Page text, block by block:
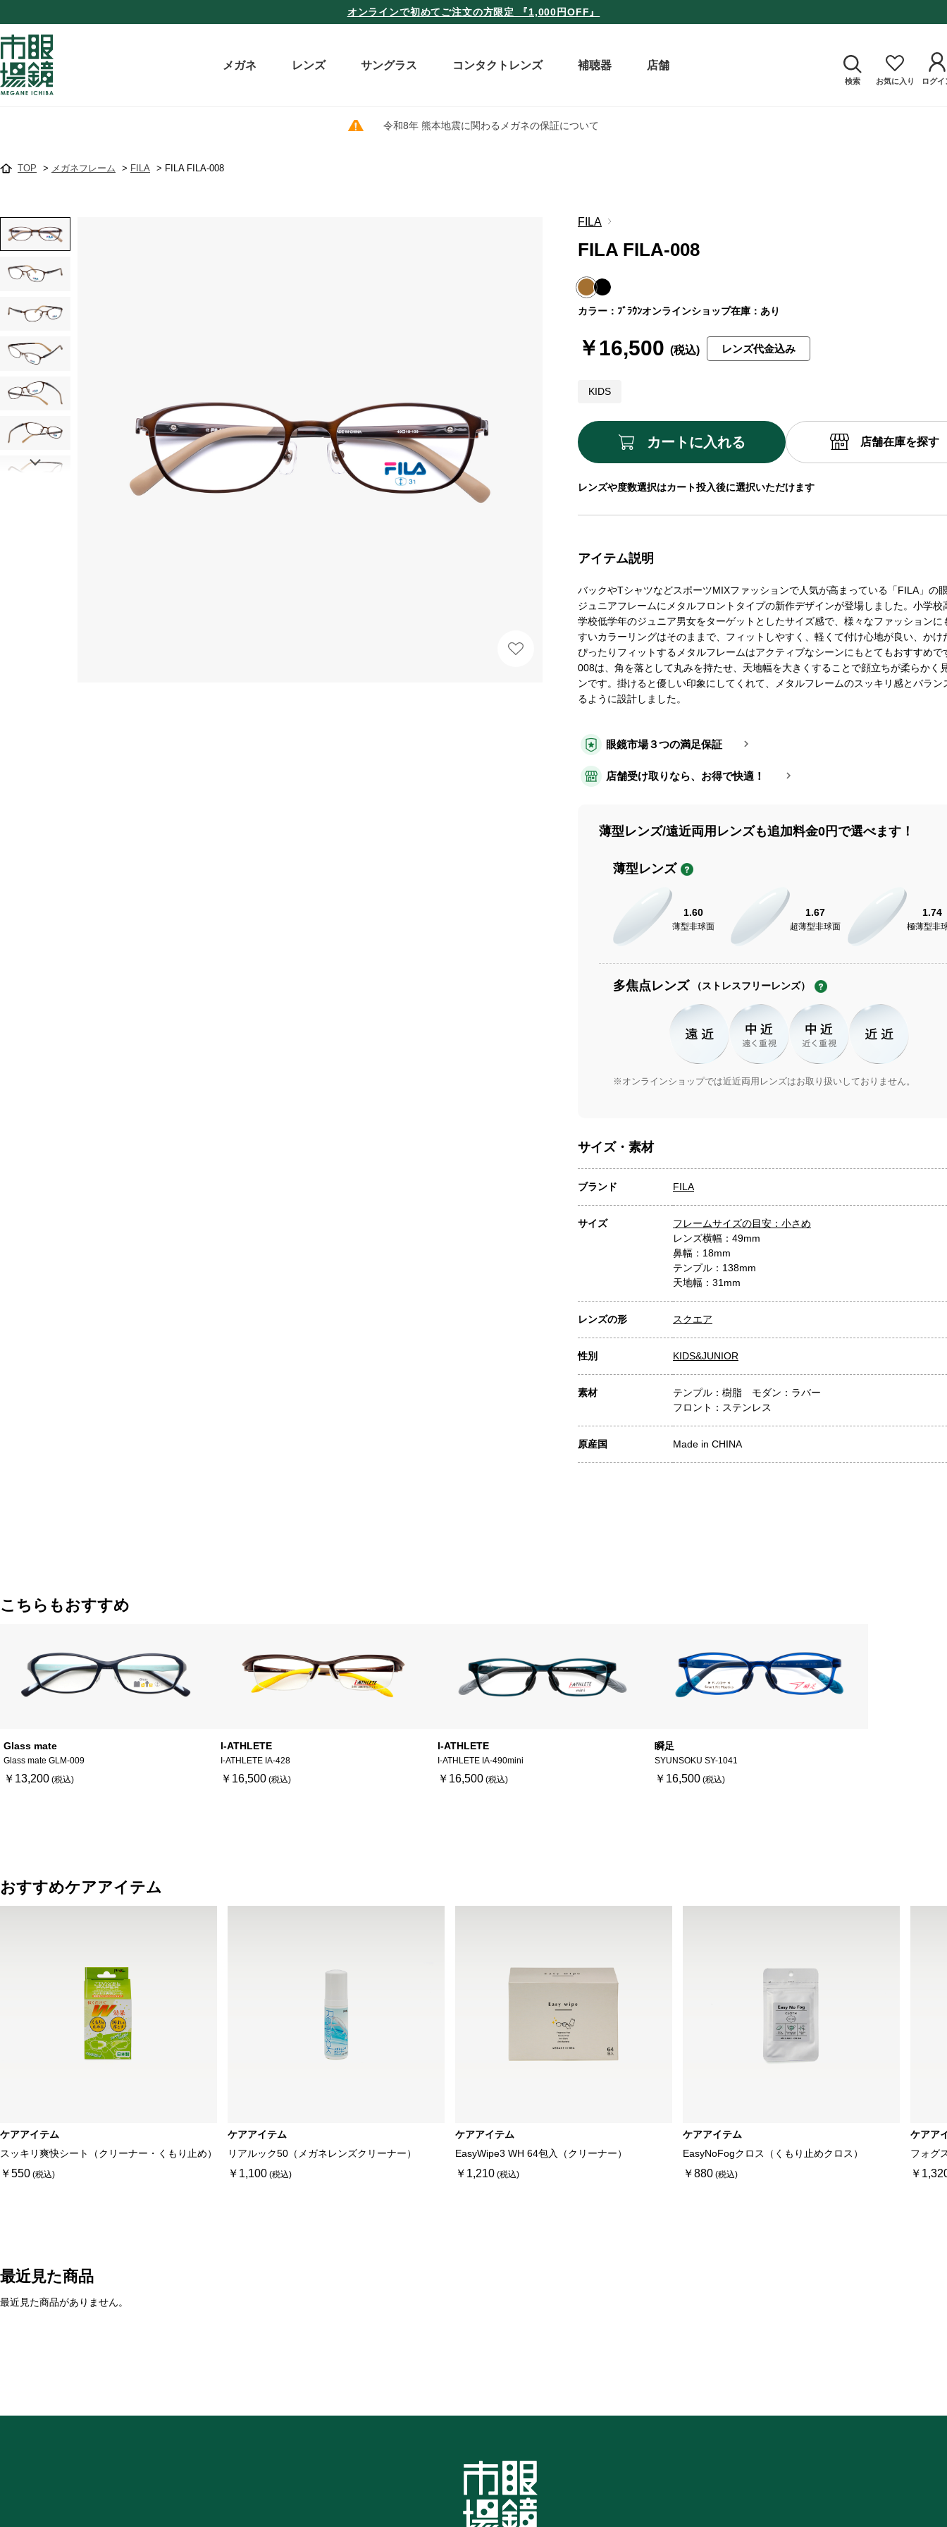
オンラインで初めてご注文の方限定 『1,000円OFF』
メガネ レンズ サングラス コンタクトレンズ 補聴器 店舗
検索 お気に入り ログイ
令和8年 熊本地震に関わるメガネの保証について
TOP > メガネフレーム > FILA > FILA FILA-008
レンズや度数選択はカート投入後に選択いただけます
FILA
カラー：ﾌﾞﾗｳﾝオンラインショップ在庫：あり
サイズ・素材
ブランド FILA
サイズ
フレームサイズの目安：小さめ
レンズ横幅：49mm
鼻幅：18mm
テンプル：138mm
天地幅：31mm
レンズの形 スクエア
性別 KIDS&JUNIOR
素材
テンプル：樹脂 モダン：ラバー
フロント：ステンレス
原産国 Made in CHINA
眼鏡市場３つの満足保証
店舗受け取りなら、お得で快適！
薄型レンズ/遠近両用レンズも追加料金0円で選べます！
薄型レンズ
1.60
薄型非球面
1.67
超薄型非球面
1.74
極薄型非
多焦点レンズ （ストレスフリーレンズ）
※オンラインショップでは近近両用レンズはお取り扱いしておりません。
￥16,500 レンズ代金込み
KIDS
FILA FILA-008
アイテム説明
バックやTシャツなどスポーツMIXファッションで人気が高まっている「FILA」の
ジュニアフレームにメタルフロントタイプの新作デザインが登場しました。小学校
学校低学年のジュニア男女をターゲットとしたサイズ感で、様々なファッションに
すいカラーリングはそのままで、フィットしやすく、軽くて付け心地が良い、かけ
ぴったりフィットするメタルフレームはアクティブなシーンにもとてもおすすめで
008は、角を落として丸みを持たせ、天地幅を大きくすることで顔立ちが柔らかく
ンです。掛けると優しい印象にしてくれて、メタルフレームのスッキリ感とバラン
るように設計しました。
カートに入れる 店舗在庫を探す
こちらもおすすめ
Glass mate
Glass mate GLM-009
￥13,200
I-ATHLETE
I-ATHLETE IA-428
￥16,500
I-ATHLETE
I-ATHLETE IA-490mini
￥16,500
瞬足
SYUNSOKU SY-1041
￥16,500
おすすめケアアイテム
ケアアイテム
スッキリ爽快シート（クリーナー・くもり止め）
￥550
ケアアイテム
リアルック50（メガネレンズクリーナー）
￥1,100
ケアアイテム
EasyWipe3 WH 64包入（クリーナー）
￥1,210
ケアアイテム
EasyNoFogクロス（くもり止めクロス）
￥880
ケアア
フォグ
￥
最近見た商品
最近見た商品がありません。